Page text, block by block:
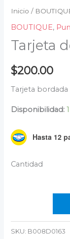
Inicio /
BOUTIQUE,
Tarjeta
$200.00
Tarjeta
Disponibilidad:
Hasta 12
SKU: B008D0163